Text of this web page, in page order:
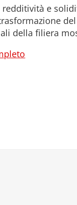
e
della filiera